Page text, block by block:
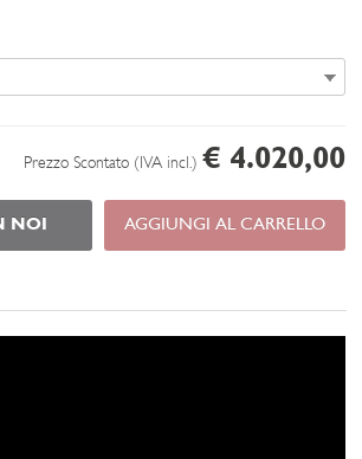
Prezzo Scontato (IVA incl.) € 4.020,00
NOI AGGIUNGI AL CARRELLO